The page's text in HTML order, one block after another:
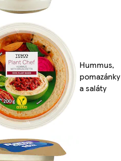
Hummus,
pomazánky
a saláty